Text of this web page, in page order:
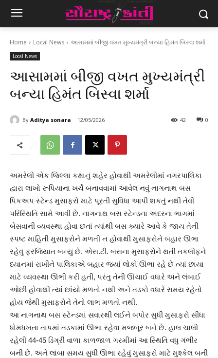
Home Local News આસામમાં બીજી વખત મુખ્યમંત્રી બન્યા હિમંત બિસ્વા શર્મા
Local News
આસામમાં બીજી વખત મુખ્યમંત્રી
બન્યા હિમંત બિસ્વા શર્મા
By Aditya sonara 12/05/2026 0
42
અમરેલી એક જિલ્લા કક્ષાનું શહેર હોવાથી અમરેલીમાં નગરપાલિકા
દ્વારા લાખો રૂપિયાના ખર્ચે બનાવવામાં આવેલ નવું નાગનાથ બસ
પિકઅપ સ્ટેન્ડ મુસાફરો માટે પૂરતી સુવિધા આપી શકતું નથી તેવી
પરિસ્થિતિ સામે આવી છે. નાગનાથ બસ સ્ટેન્ડના અંદરના ભાગમાં
બેસવાની વ્યવસ્થા હોવા છતાં ત્યાંથી બસ ક્યારે આવે કે જાય તેની
સ્પષ્ટ માહિતી મુસાફરોને મળતી ન હોવાથી મુસાફરોને બહાર ઊભા
રહેવું ફરજિયાત બન્યું છે. એસ.ટી. બસના મુસાફરોને થતી તકલીફને
ધ્યાનમાં રાખીને પાલિકાએ બહાર જ્યાં લોકો ઊભા રહે છે ત્યાં છાયા
માટે વ્યવસ્થા ઊભી કરી હતી, પરંતુ તેની ઊંચાઈ વધારે અને લંબાઈ
ઓછી હોવાથી ત્યાં છાંયો મળતો નથી અને તડકો વધારે સમય રહેતો
હોય જેથી મુસાફરોને તેનો લાભ મળતો નથી.
આ નાગનાથ બસ સ્ટેન્ડમાં સવારથી લઈને બપોર સુધી મુસાફરો સીધા
ધોમધખતા તાપમાં તડકામાં ઊભા રહેવા મજબૂર બને છે. હાલ ચાલી
રહેલી 44-45 ડિગ્રી વાળા કાળજાળ ગરમીમાં આ સ્થિતિ વધુ ગંભીર
બની છે. અને લાંબા સમય સુધી ઊભા રહેવું મુસાફરો માટે મુશ્કેલ બની